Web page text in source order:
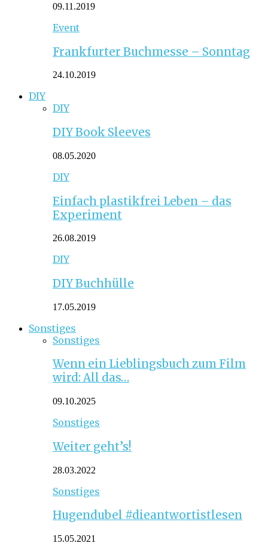
09.11.2019
Event
Frankfurter Buchmesse – Sonntag
24.10.2019
DIY
DIY
DIY Book Sleeves
08.05.2020
DIY
Einfach plastikfrei Leben – das
Experiment
26.08.2019
DIY
DIY Buchhülle
17.05.2019
Sonstiges
Sonstiges
Wenn ein Lieblingsbuch zum Film
wird: All das…
09.10.2025
Sonstiges
Weiter geht’s!
28.03.2022
Sonstiges
Hugendubel #dieantwortistlesen
15.05.2021